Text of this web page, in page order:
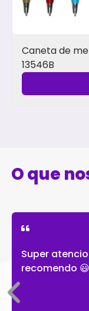
Caneta de
13546B
O que
Super
recomendo 😃